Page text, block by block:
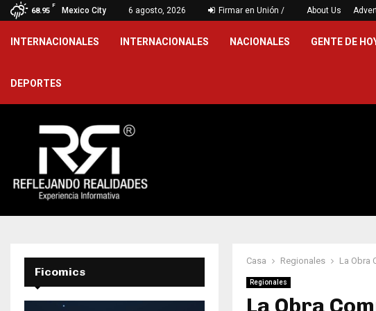
68.95
F
Mexico City 6 agosto, 2026 Firmar en Unión / About Us
en penales sobre… Toluca domina a Seattle
INTERNACIONALES INTERNACIONALES NACIONALES GENTE DE
DEPORTES
Casa Regionales La Obra
Regionales
Ficomics